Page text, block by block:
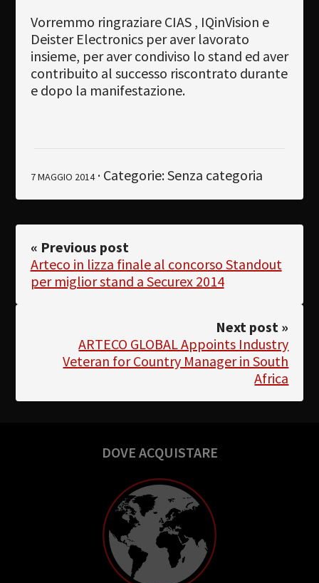
Vorremmo ringraziare CIAS , IQinVision e
Deister Electronics per aver lavorato
insieme, per aver condiviso lo stand ed aver
contribuito al successo riscontrato durante
e dopo la manifestazione.
7 MAGGIO 2014· Categorie: Senza categoria
« Previous post
Arteco in lizza finale al concorso Standout
per miglior stand a Securex 2014
Next post »
ARTECO GLOBAL Appoints Industry
Veteran for Country Manager in South
Africa
DOVE ACQUISTARE